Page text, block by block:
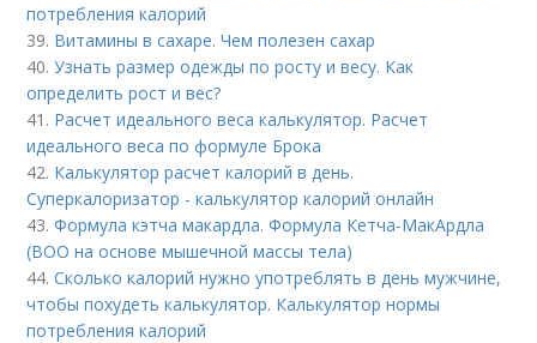
потребления калорий
39. Витамины в сахаре. Чем полезен сахар
40.Узнать размер одежды по росту и весу. Как
определить рост и вес?
41. Расчет идеального веса калькулятор. Расчет
идеального веса по формуле Брока
42. Калькулятор расчет калорий в день.
Суперкалоризатор - калькулятор калорий онлайн
43.Формула кэтча макардла. Формула Кетча-МакАрдла
(ВОО на основе мышечной массы тела)
44.Сколько калорий нужно употреблять в день мужчине,
чтобы похудеть калькулятор. Калькулятор нормы
потребления калорий